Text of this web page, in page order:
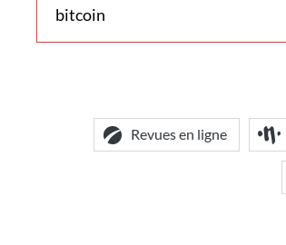
voir
Revues en ligne